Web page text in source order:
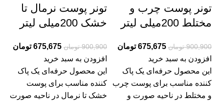
تونر پوست چرب و
مختلط 200میلی لیتر
900,900 تومان 675,675 تومان
افزودن به سبد خرید
این محصول حرفه‌ای یک پاک
کننده مناسب برای پوست چرب
و مختلط در ناحیه صورت و
تونر پوست نرمال تا
خشک 200میلی لیتر
900,900 تومان 675,675 تومان
افزودن به سبد خرید
این محصول حرفه‌ای یک پاک
کننده مناسب برای پوست
خشک تا نرمال در ناحیه صورت